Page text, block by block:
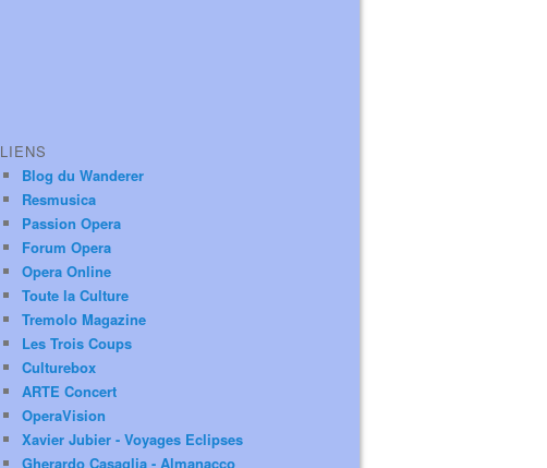
LIENS
Blog du Wanderer
Resmusica
Passion Opera
Forum Opera
Opera Online
Toute la Culture
Tremolo Magazine
Les Trois Coups
Culturebox
ARTE Concert
OperaVision
Xavier Jubier - Voyages Eclipses
Gherardo Casaglia - Almanacco